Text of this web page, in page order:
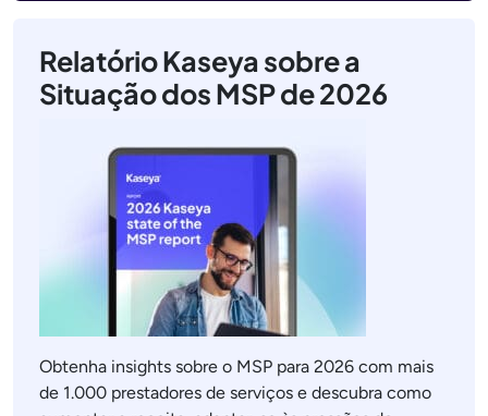
Relatório Kaseya sobre a
Situação dos MSP de 2026
Obtenha insights sobre o MSP para 2026 com mais
de 1.000 prestadores de serviços e descubra como